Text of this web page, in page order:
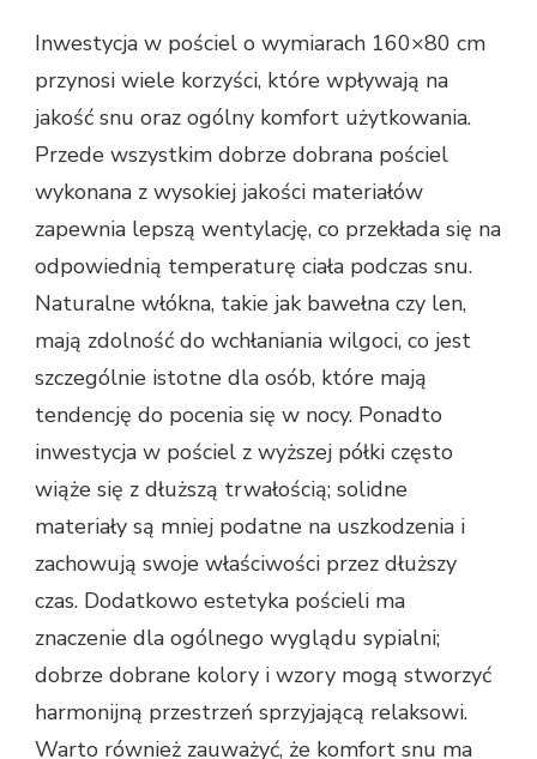
Inwestycja w pościel o wymiarach 160×80 cm
przynosi wiele korzyści, które wpływają na
jakość snu oraz ogólny komfort użytkowania.
Przede wszystkim dobrze dobrana pościel
wykonana z wysokiej jakości materiałów
zapewnia lepszą wentylację, co przekłada się na
odpowiednią temperaturę ciała podczas snu.
Naturalne włókna, takie jak bawełna czy len,
mają zdolność do wchłaniania wilgoci, co jest
szczególnie istotne dla osób, które mają
tendencję do pocenia się w nocy. Ponadto
inwestycja w pościel z wyższej półki często
wiąże się z dłuższą trwałością; solidne
materiały są mniej podatne na uszkodzenia i
zachowują swoje właściwości przez dłuższy
czas. Dodatkowo estetyka pościeli ma
znaczenie dla ogólnego wyglądu sypialni;
dobrze dobrane kolory i wzory mogą stworzyć
harmonijną przestrzeń sprzyjającą relaksowi.
Warto również zauważyć, że komfort snu ma